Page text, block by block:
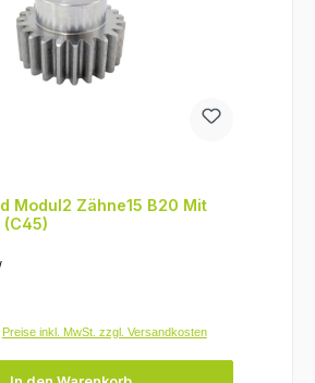
Modul2 Zähne15 B20 Mit
(C45)
Preise inkl. MwSt. zzgl. Versandkosten